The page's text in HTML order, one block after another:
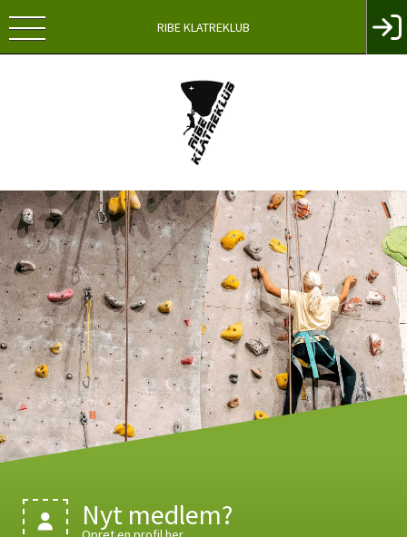
RIBE KLATREKLUB
Nyt medlem?